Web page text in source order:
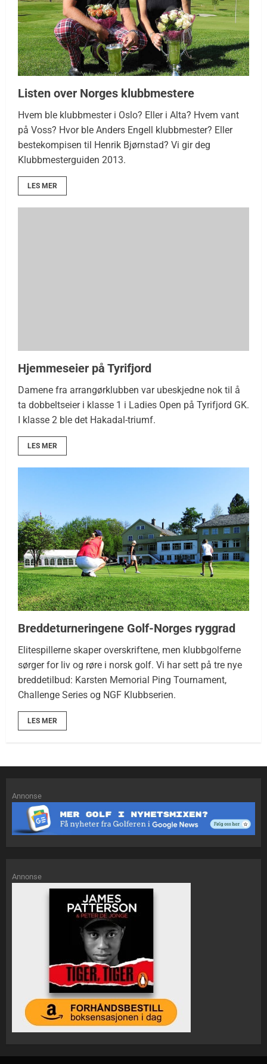
Listen over Norges klubbmestere
Hvem ble klubbmester i Oslo? Eller i Alta? Hvem vant
på Voss? Hvor ble Anders Engell klubbmester? Eller
bestekompisen til Henrik Bjørnstad? Vi gir deg
Klubbmesterguiden 2013.
LES MER
Hjemmeseier på Tyrifjord
Damene fra arrangørklubben var ubeskjedne nok til å
ta dobbeltseier i klasse 1 i Ladies Open på Tyrifjord GK.
I klasse 2 ble det Hakadal-triumf.
LES MER
Breddeturneringene Golf-Norges ryggrad
Elitespillerne skaper overskriftene, men klubbgolferne
sørger for liv og røre i norsk golf. Vi har sett på tre nye
breddetilbud: Karsten Memorial Ping Tournament,
Challenge Series og NGF Klubbserien.
LES MER
Annonse
Annonse